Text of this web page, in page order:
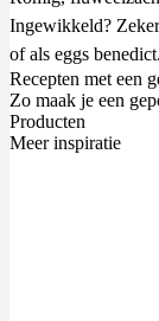
Ingewikkeld?
of als eggs benedict.
Recepten met een
Zo maak je een
Producten
Meer inspiratie